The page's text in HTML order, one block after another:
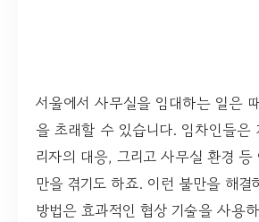
서울에서 사무실을 임대하는 일은
을 초래할 수 있습니다. 임차인들은
리자의 대응, 그리고 사무실 환경 등
만을 겪기도 하죠. 이런 불만을 해결
방법은 효과적인 협상 기술을 사용